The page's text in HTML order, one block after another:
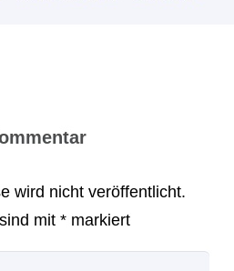
wird nicht veröffentlicht.
mit * markiert